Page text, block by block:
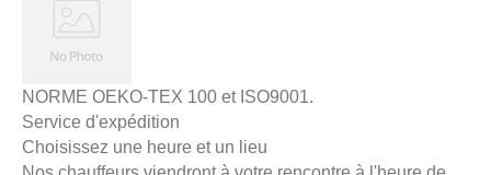
NORME OEKO-TEX 100 et ISO9001.
Service d'expédition
Choisissez une heure et un lieu